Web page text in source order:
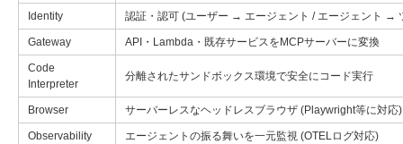
Identity 認証・認可 (ユーザー → エージェント / エージェント →
Gateway API・Lambda・既存サービスをMCPサーバーに変換
Code
Interpreter
分離されたサンドボックス環境で安全にコード実行
Browser サーバーレスなヘッドレスブラウザ (Playwright等に対応)
Observability エージェントの振る舞いを一元監視 (OTELログ対応)